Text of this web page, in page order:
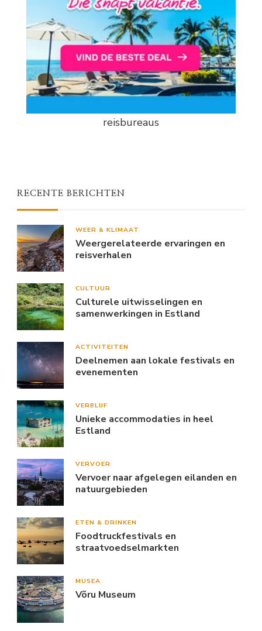
reisbureaus
RECENTE BERICHTEN
WEER & KLIMAAT
Weergerelateerde ervaringen en
reisverhalen
CULTUUR
Culturele uitwisselingen en
samenwerkingen in Estland
ACTIVITEITEN
Deelnemen aan lokale festivals en
evenementen
VERBLIJF
Unieke accommodaties in heel
Estland
VERVOER
Vervoer naar afgelegen eilanden en
natuurgebieden
ETEN & DRINKEN
Foodtruckfestivals en
straatvoedselmarkten
MUSEA
Võru Museum